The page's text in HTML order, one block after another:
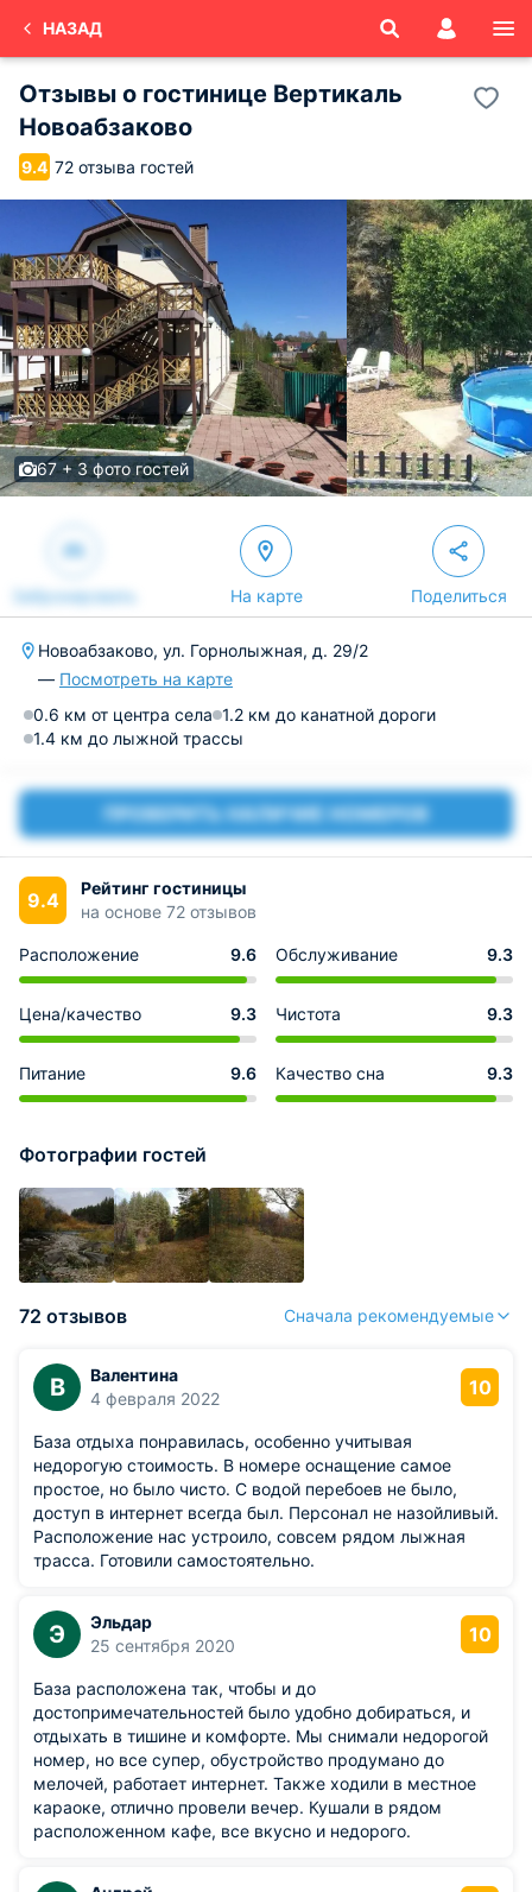
НАЗАД
Отзывы о гостинице Вертикаль
Новоабзаково
9.4 72 отзыва гостей
67 + 3 фото гостей
Забронировать На карте Поделиться
Новоабзаково, ул. Горнолыжная, д. 29/2
— Посмотреть на карте
0.6 км от центра села 1.2 км до канатной дороги
1.4 км до лыжной трассы
ПРОВЕРИТЬ НАЛИЧИЕ НОМЕРОВ
9.4
Рейтинг гостиницы
на основе 72 отзывов
Расположение 9.6 Обслуживание 9.3
Цена/качество 9.3 Чистота 9.3
Питание 9.6 Качество сна 9.3
Фотографии гостей
72 отзывов Сначала рекомендуемые
В
Валентина
4 февраля 2022
10
База отдыха понравилась, особенно учитывая
недорогую стоимость. В номере оснащение самое
простое, но было чисто. С водой перебоев не было,
доступ в интернет всегда был. Персонал не назойливый.
Расположение нас устроило, совсем рядом лыжная
трасса. Готовили самостоятельно.
Э
Эльдар
25 сентября 2020
10
База расположена так, чтобы и до
достопримечательностей было удобно добираться, и
отдыхать в тишине и комфорте. Мы снимали недорогой
номер, но все супер, обустройство продумано до
мелочей, работает интернет. Также ходили в местное
караоке, отлично провели вечер. Кушали в рядом
расположенном кафе, все вкусно и недорого.